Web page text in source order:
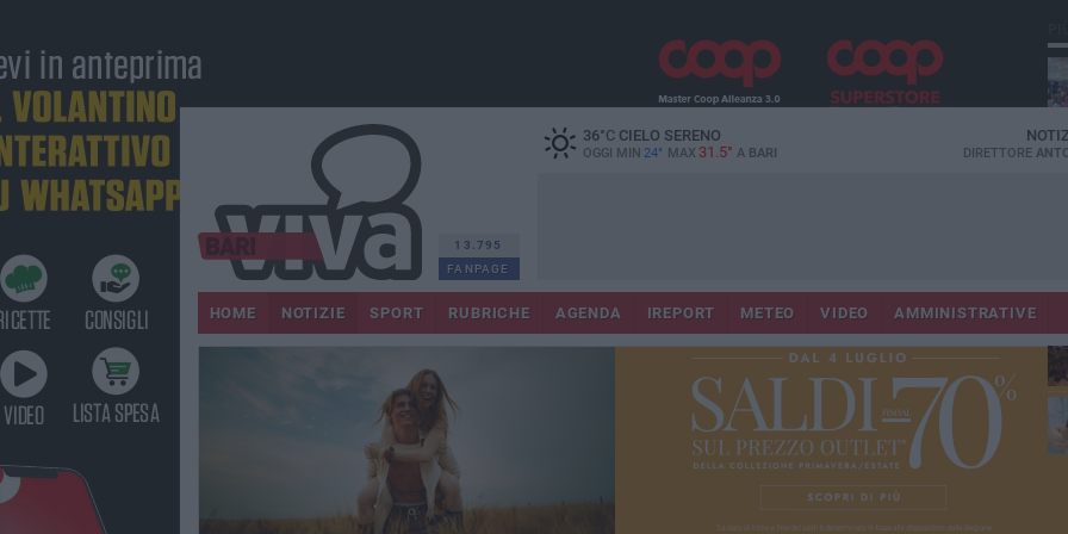
13.795
FANPAGE
36°CCIELO SERENO
OGGI MIN 24° MAX 31.5° A BARI DIRETTORE
HOME NOTIZIE SPORT RUBRICHE AGENDA IREPORT METEO VIDEO AMMINISTRATIVE